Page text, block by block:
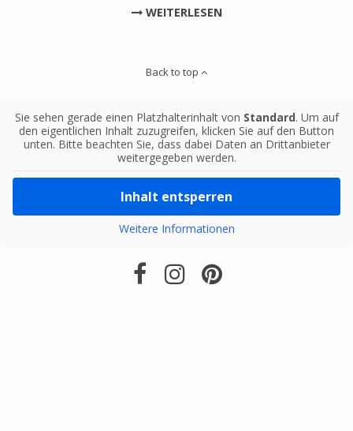
WEITERLESEN
Back to top
Sie sehen gerade einen Platzhalterinhalt von Standard. Um auf
den eigentlichen Inhalt zuzugreifen, klicken Sie auf den Button
unten. Bitte beachten Sie, dass dabei Daten an Drittanbieter
weitergegeben werden.
Inhalt entsperren
Weitere Informationen